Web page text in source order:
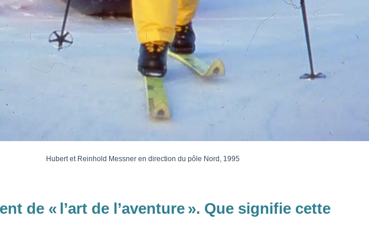
Hubert et Reinhold Messner en direction du pôle Nord, 1995
de « l’art de l’aventure ». Que signifie cette